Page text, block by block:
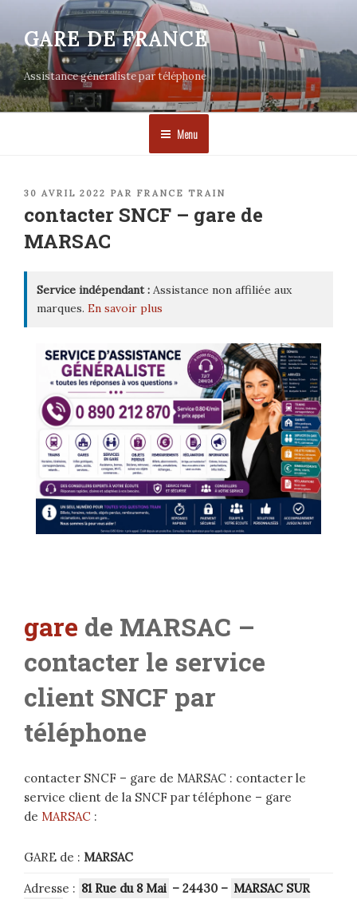
contenu
principal
GARE DE FRANCE
Assistance généraliste par téléphone
Menu
PUBLIÉ
30 AVRIL 2022 PAR FRANCE TRAIN
contacter SNCF – gare de
MARSAC
Service indépendant : Assistance non affiliée aux
marques. En savoir plus
gare de MARSAC –
contacter le service
client SNCF par
téléphone
contacter SNCF – gare de MARSAC : contacter le
service client de la SNCF par téléphone – gare
de MARSAC :
GARE de : MARSAC
Adresse : 81 Rue du 8 Mai – 24430 – MARSAC SUR